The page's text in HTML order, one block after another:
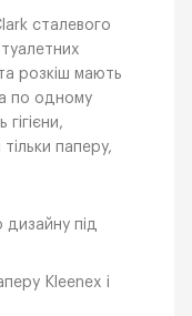
сталевого
розкіш мають
по одному
тільки паперу,
дизайну під
Kleenex і